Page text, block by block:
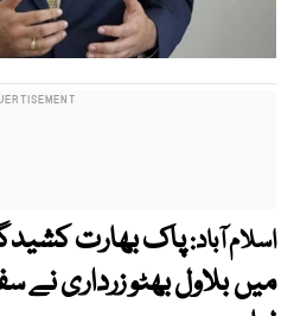
اسلام آباد:پاک بھارت
میں بلاول بھٹو زرداری نے